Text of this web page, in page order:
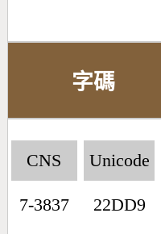
字碼
CNS
7-3837
Unicode
22DD9